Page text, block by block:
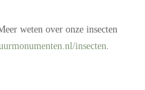
Meer weten over onze insecten
insecten